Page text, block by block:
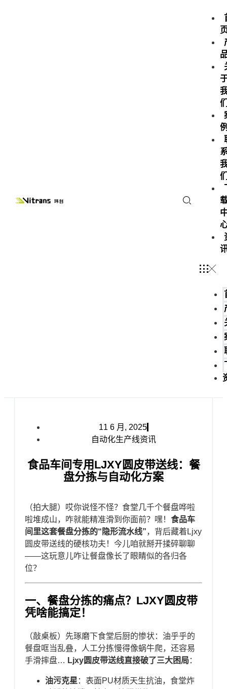
11 6 月, 2025
自动化生产线资讯
食品车间专用LJXY圆皮带送线：餐
盘分拣与自动化方案
（拍大腿）哎你说怪不怪？食堂几千个餐盘哗啦
啦堆成山，咋就能精准滑到你面前？嘿！​ ​食品车
间里这套餐盘分拣的“隐形流水线”​​，背后藏着Ljxy
圆皮带送线的硬核功夫！今儿咱就掰开揉碎聊聊
——这玩意儿咋让餐盘像长了眼睛似的各归各
位？
一、餐盘分拣的痛点？LJXY圆皮带
凭啥能搞定！
（敲桌板）先琢磨下食堂后厨的惨状：油乎乎的
餐盘哐当乱叠，人工分拣慢得像蜗牛爬，还容易
手滑摔盘… ​ ​Ljxy圆皮带送线直接破了三大困局​​：
​油污克星​ ​：表面PU材质天生抗油，食堂炸